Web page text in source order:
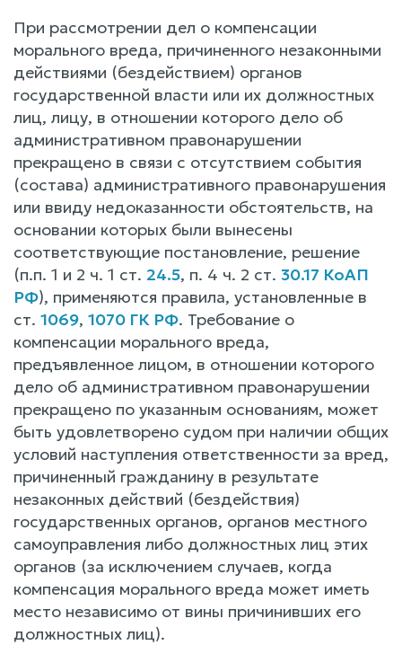
При рассмотрении дел о компенсации
морального вреда, причиненного незаконными
действиями (бездействием) органов
государственной власти или их должностных
лиц, лицу, в отношении которого дело об
административном правонарушении
прекращено в связи с отсутствием события
(состава) административного правонарушения
или ввиду недоказанности обстоятельств, на
основании которых были вынесены
соответствующие постановление, решение
(п.п. 1 и 2 ч. 1 ст. 24.5, п. 4 ч. 2 ст. 30.17 КоАП
РФ), применяются правила, установленные в
ст. 1069, 1070 ГК РФ. Требование о
компенсации морального вреда,
предъявленное лицом, в отношении которого
дело об административном правонарушении
прекращено по указанным основаниям, может
быть удовлетворено судом при наличии общих
условий наступления ответственности за вред,
причиненный гражданину в результате
незаконных действий (бездействия)
государственных органов, органов местного
самоуправления либо должностных лиц этих
органов (за исключением случаев, когда
компенсация морального вреда может иметь
место независимо от вины причинивших его
должностных лиц).